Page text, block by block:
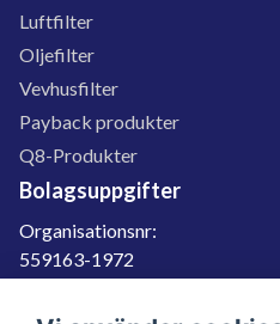
Luftfilter
Oljefilter
Vevhusfilter
Payback produkter
Q8-Produkter
Bolagsuppgifter
Organisationsnr:
559163-1972